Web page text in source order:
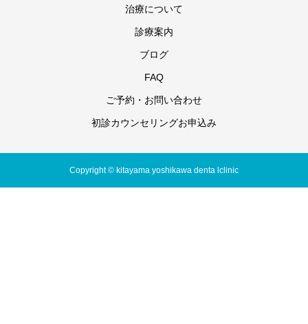
治療について
診療案内
ブログ
FAQ
ご予約・お問い合わせ
初診カウンセリングお申込み
Copyright © kitayama yoshikawa denta lclinic